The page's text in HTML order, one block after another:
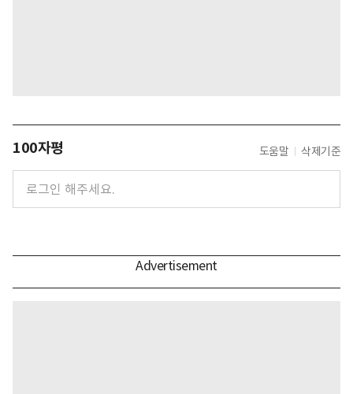
100자평 도움말 삭제기준